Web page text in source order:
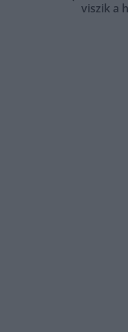
viszik a